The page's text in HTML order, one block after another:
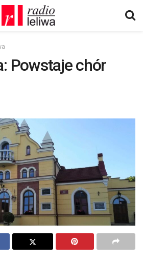
Powstaje chór